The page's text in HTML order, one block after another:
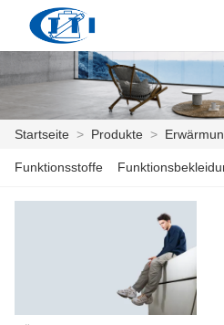
STARTSEITE
العربية česky
Startseite > Produkte >
Funktionsstoffe